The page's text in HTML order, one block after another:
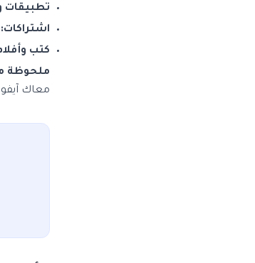
تطبيقات
اشتراكات:
كتب
ملحوظة
معاك